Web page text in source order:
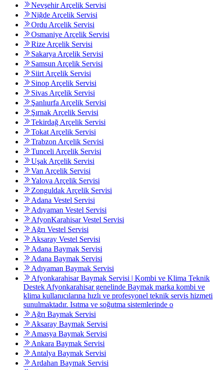
Nevşehir Arçelik Servisi
Niğde Arçelik Servisi
Ordu Arçelik Servisi
Osmaniye Arçelik Servisi
Rize Arçelik Servisi
Sakarya Arçelik Servisi
Samsun Arçelik Servisi
Siirt Arçelik Servisi
Sinop Arçelik Servisi
Sivas Arçelik Servisi
Şanlıurfa Arçelik Servisi
Şırnak Arçelik Servisi
Tekirdağ Arçelik Servisi
Tokat Arçelik Servisi
Trabzon Arçelik Servisi
Tunceli Arçelik Servisi
Uşak Arçelik Servisi
Van Arçelik Servisi
Yalova Arçelik Servisi
Zonguldak Arçelik Servisi
Adana Vestel Servisi
Adıyaman Vestel Servisi
AfyonKarahisar Vestel Servisi
Ağrı Vestel Servisi
Aksaray Vestel Servisi
Adana Baymak Servisi
Adana Baymak Servisi
Adıyaman Baymak Servisi
Afyonkarahisar Baymak Servisi | Kombi ve Klima Teknik
Destek Afyonkarahisar genelinde Baymak marka kombi ve
klima kullanıcılarına hızlı ve profesyonel teknik servis hizmeti
sunulmaktadır. Isıtma ve soğutma sistemlerinde o
Ağrı Baymak Servisi
Aksaray Baymak Servisi
Amasya Baymak Servisi
Ankara Baymak Servisi
Antalya Baymak Servisi
Ardahan Baymak Servisi